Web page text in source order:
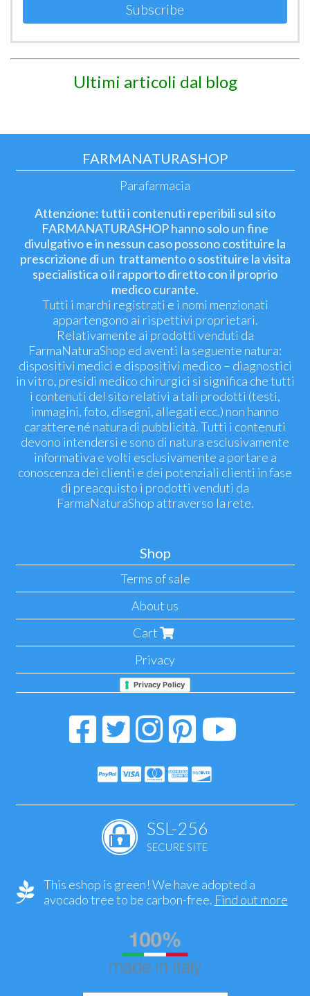
Subscribe
Ultimi articoli dal blog
FARMANATURASHOP
Parafarmacia
Attenzione: tutti i contenuti reperibili sul sito
FARMANATURASHOP hanno solo un fine
divulgativo e in nessun caso possono costituire la
prescrizione di un trattamento o sostituire la visita
specialistica o il rapporto diretto con il proprio
medico curante.
Tutti i marchi registrati e i nomi menzionati
appartengono ai rispettivi proprietari.
Relativamente ai prodotti venduti da
FarmaNaturaShop ed aventi la seguente natura:
dispositivi medici e dispositivi medico – diagnostici
in vitro, presidi medico chirurgici si significa che tutti
i contenuti del sito relativi a tali prodotti (testi,
immagini, foto, disegni, allegati ecc.) non hanno
carattere né natura di pubblicità. Tutti i contenuti
devono intendersi e sono di natura esclusivamente
informativa e volti esclusivamente a portare a
conoscenza dei clienti e dei potenziali clienti in fase
di preacquisto i prodotti venduti da
FarmaNaturaShop attraverso la rete.
Shop
Terms of sale
About us
Cart
Privacy
Privacy Policy
SSL-256
SECURE SITE
This eshop is green! We have adopted a
avocado tree to be carbon-free. Find out more